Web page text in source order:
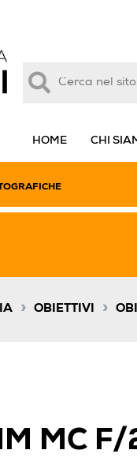
HOME CHI
» OBIETTIVI »
MC F/